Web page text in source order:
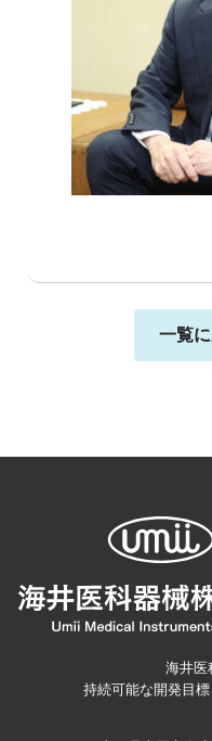
一覧
海井医
持続可能な開発目標